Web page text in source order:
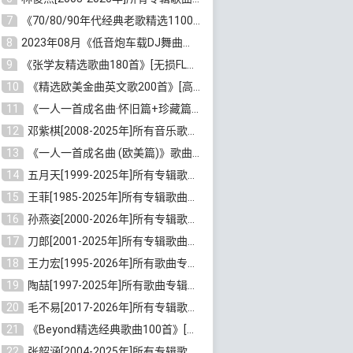
7
《70/80/90年代经典老歌精选1100首》[高品质MP3/320K/10GB]百度云网盘下载
8
2023年08月《低音炮车载DJ舞曲排行360首》劲爆歌曲合集[高品质MP3/320K/2.86GB]百度云网盘下载
9
《张学友精选歌曲180首》[无损FLAC/MP3/6.26GB]百度云网盘下载
10
《精选欧美金曲英文歌200首》[高品质MP3/320K/1.81GB]百度云网盘下载
11
《一人一首成名曲·怀旧篇+珍藏篇4CD》[无损WAV/DTS+高品质MP3/6.88GB]百度云网盘下载
12
邓紫棋[2008-2025年]所有音乐歌曲合集[无损FLAC/MP3/8.99GB]百度云网盘下载
13
《一人一首成名曲 (欧美篇)》歌曲合集打包[无损WAV/MP3/6.13GB]百度云网盘下载
14
五月天[1999-2025年]所有专辑歌曲合集打包[无损FLAC/MP3/23.84GB]百度云网盘下载
15
王菲[1985-2025年]所有专辑歌曲合集[无损FLAC/WAV/APE分轨+MP3/23.06GB]百度云网盘下载
16
孙燕姿[2000-2026年]所有专辑歌曲合集[无损FLAC/MP3/9.73GB]百度云网盘下载
17
刀郎[2001-2025年]所有专辑歌曲合集打包[无损FLAC/MP3/8.91GB]百度云网盘下载
18
王力宏[1995-2026年]所有歌曲专辑合集[无损FLAC/MP3/14.41GB]百度云网盘下载
19
陶喆[1997-2025年]所有歌曲专辑合集[无损FLAC/MP3/7.75GB]百度云网盘下载
20
毛不易[2017-2026年]所有专辑歌曲合集[无损FLAC/MP3/5.72GB]百度云网盘下载
21
《Beyond精选经典歌曲100首》[无损FLAC/MP3/3.85GB]百度云网盘下载